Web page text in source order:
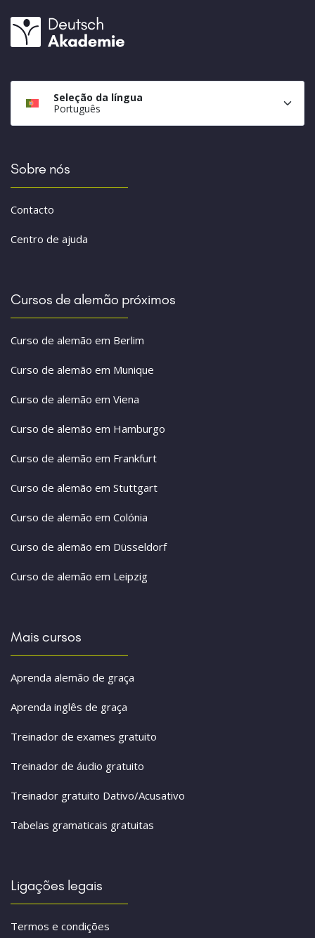
Seleção da língua
Português
Sobre nós
Contacto
Centro de ajuda
Cursos de alemão próximos
Curso de alemão em Berlim
Curso de alemão em Munique
Curso de alemão em Viena
Curso de alemão em Hamburgo
Curso de alemão em Frankfurt
Curso de alemão em Stuttgart
Curso de alemão em Colónia
Curso de alemão em Düsseldorf
Curso de alemão em Leipzig
Mais cursos
Aprenda alemão de graça
Aprenda inglês de graça
Treinador de exames gratuito
Treinador de áudio gratuito
Treinador gratuito Dativo/Acusativo
Tabelas gramaticais gratuitas
Ligações legais
Termos e condições